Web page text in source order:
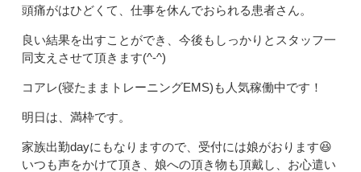
頭痛がはひどくて、仕事を休んでおられる患者さん。
良い結果を出すことができ、今後もしっかりとスタッフ一
同支えさせて頂きます(^-^)
コアレ(寝たままトレーニングEMS)も人気稼働中です！
明日は、満枠です。
家族出勤dayにもなりますので、受付には娘がおります😆
いつも声をかけて頂き、娘への頂き物も頂戴し、お心遣い